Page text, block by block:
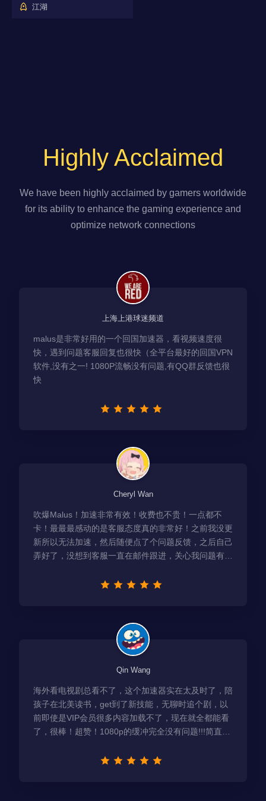
江湖
Highly Acclaimed
We have been highly acclaimed by gamers worldwide
for its ability to enhance the gaming experience and
optimize network connections
上海上港球迷频道
malus是非常好用的一个回国加速器，看视频速度很
快，遇到问题客服回复也很快（全平台最好的回国VPN
软件,没有之一! 1080P流畅没有问题,有QQ群反馈也很
快
Cheryl Wan
吹爆Malus！加速非常有效！收费也不贵！一点都不
卡！最最最感动的是客服态度真的非常好！之前我没更
新所以无法加速，然后随便点了个问题反馈，之后自己
弄好了，没想到客服一直在邮件跟进，关心我问题有没
Qin Wang
海外看电视剧总看不了，这个加速器实在太及时了，陪
孩子在北美读书，get到了新技能，无聊时追个剧，以
前即使是VIP会员很多内容加载不了，现在就全都能看
了，很棒！超赞！1080p的缓冲完全没有问题!!!简直救